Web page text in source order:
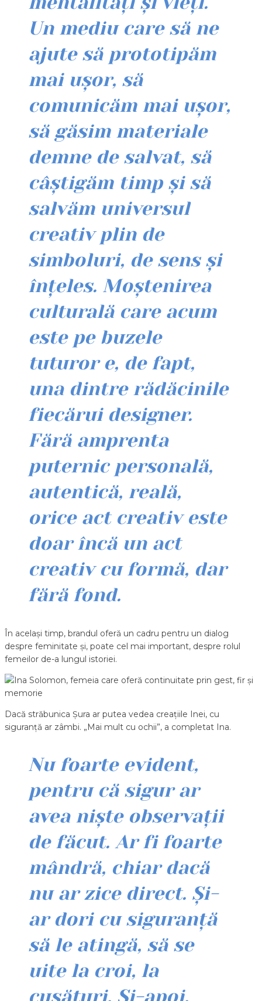
Un mediu care să ne
ajute să prototipăm
mai ușor, să
comunicăm mai ușor,
să găsim materiale
demne de salvat, să
câștigăm timp și să
salvăm universul
creativ plin de
simboluri, de sens și
înțeles. Moștenirea
culturală care acum
este pe buzele
tuturor e, de fapt,
una dintre rădăcinile
fiecărui designer.
Fără amprenta
puternic personală,
autentică, reală,
orice act creativ este
doar încă un act
creativ cu formă, dar
fără fond.
În același timp, brandul oferă un cadru pentru un dialog
despre feminitate și, poate cel mai important, despre rolul
femeilor de-a lungul istoriei.
Dacă străbunica Șura ar putea vedea creațiile Inei, cu
siguranță ar zâmbi. „Mai mult cu ochii”, a completat Ina.
Nu foarte evident,
pentru că sigur ar
avea niște observații
de făcut. Ar fi foarte
mândră, chiar dacă
nu ar zice direct. Și-
ar dori cu siguranță
să le atingă, să se
uite la croi, la
cusături. Și-apoi,